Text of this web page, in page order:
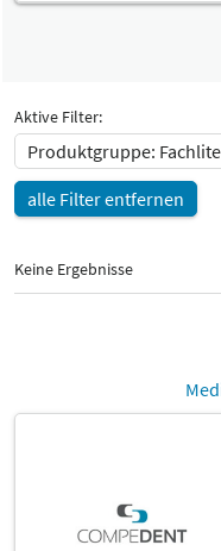
Aktive Filter:
Produktgruppe:
alle Filter entfernen
Keine Ergebnisse